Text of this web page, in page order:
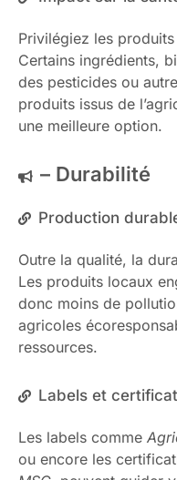
Privilégiez les
Certains ingrédients,
des pesticides ou
produits issus de
une meilleure option.
– Durabilité
Production
Outre la qualité, la
Les produits locaux
donc moins de
agricoles
ressources.
Labels et
Les labels comme
ou encore les